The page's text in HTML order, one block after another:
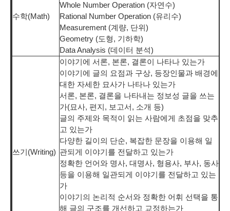
수학(Math)
Whole Number Operation (자연수)
Rational Number Operation (유리수)
Measurement (계량, 단위)
Geometry (도형, 기하학)
Data Analysis (데이터 분석)
쓰기(Writing)
이야기에 서론, 본론, 결론이 나타나 있는가
이야기에 글의 요점과 구상, 등장인물과 배경에
대한 자세한 묘사가 나타나 있는가
서론, 본론, 결론을 나타내는 정보성 글을 쓰는
가(묘사, 편지, 보고서, 소개 등)
글의 주제와 목적이 읽는 사람에게 초점을 맞추
고 있는가
다양한 길이의 단순, 복잡한 문장을 이용해 일
관되게 이야기를 전달하고 있는가
정확한 언어와 명사, 대명사, 형용사, 부사, 동사
등을 이용해 일관되게 이야기를 전달하고 있는
가
이야기의 논리적 순서와 정확한 어휘 선택을 통
해 글의 구조를 개선하고 교정하는가